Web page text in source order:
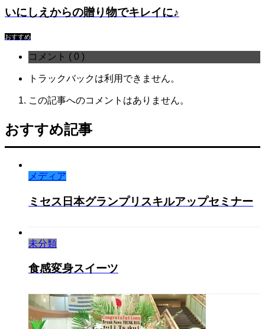
いにしえからの贈り物でキレイに♪
おすすめ
コメント ( 0 )
トラックバックは利用できません。
この記事へのコメントはありません。
おすすめ記事
メディア
ミセス日本グランプリスキルアップセミナー
未分類
食感変身スイーツ